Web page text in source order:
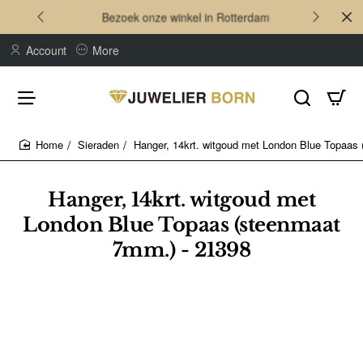
Bezoek onze winkel in Rotterdam
Account More
Hanger, 14krt. witgoud met
London Blue Topaas (steenmaat
7mm.) - 21398
Sieraden Hanger, 14krt. witgoud met London Blue